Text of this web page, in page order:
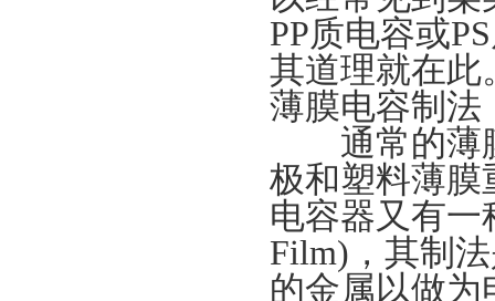
PP质电容或
其道理就在此
薄膜电容制法
通常的薄膜
极和塑料薄膜
电容器又有一
Film)，其制
的金属以做